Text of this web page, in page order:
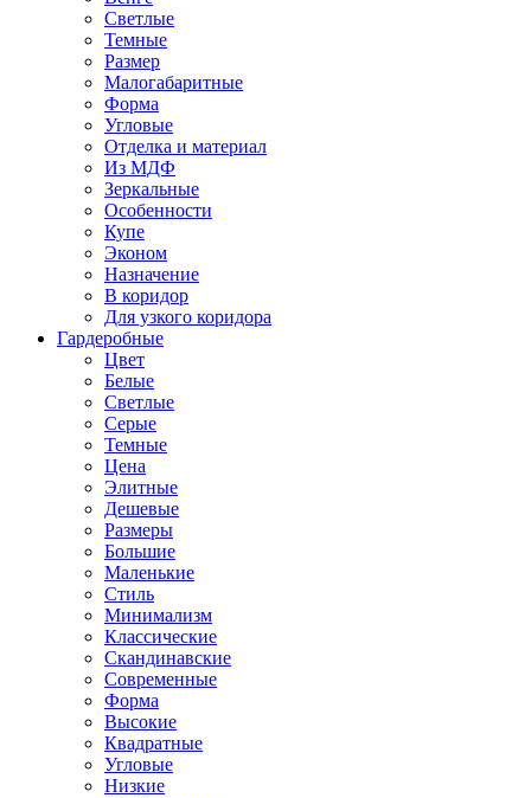
Светлые
Темные
Размер
Малогабаритные
Форма
Угловые
Отделка и материал
Из МДФ
Зеркальные
Особенности
Купе
Эконом
Назначение
В коридор
Для узкого коридора
Гардеробные
Цвет
Белые
Светлые
Серые
Темные
Цена
Элитные
Дешевые
Размеры
Большие
Маленькие
Стиль
Минимализм
Классические
Скандинавские
Современные
Форма
Высокие
Квадратные
Угловые
Низкие